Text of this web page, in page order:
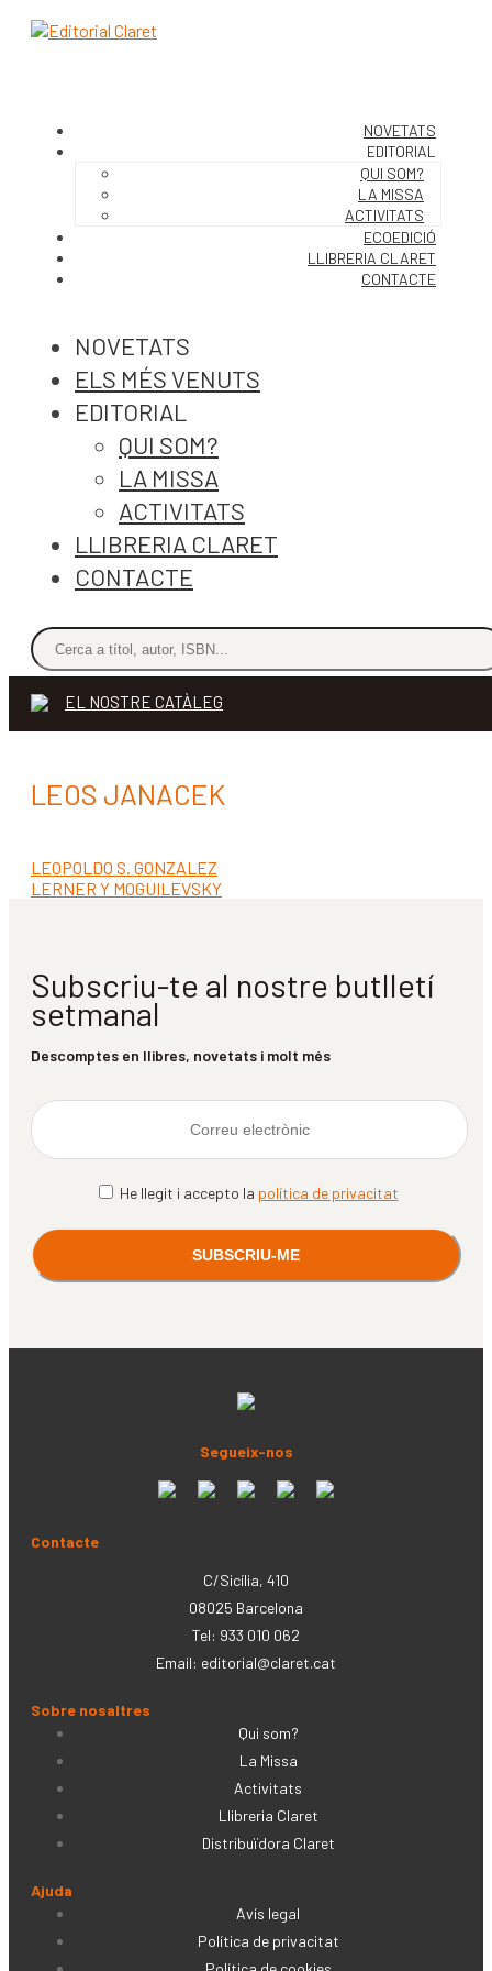
NOVETATS
EDITORIAL
QUI SOM?
LA MISSA
ACTIVITATS
ECOEDICIÓ
LLIBRERIA CLARET
CONTACTE
NOVETATS
ELS MÉS VENUTS
EDITORIAL
QUI SOM?
LA MISSA
ACTIVITATS
LLIBRERIA CLARET
CONTACTE
EL NOSTRE CATÀLEG
LEOS JANACEK
Navegació
d'entrades
Entrada
anterior:
LEOPOLDO S. GONZALEZ
Pròxima
LERNER Y MOGUILEVSKY
Subscriu-te al nostre butlletí
setmanal
Descomptes en llibres, novetats i molt més
He llegit i accepto la política de privacitat
Segueix-nos
Contacte
C/Sicília, 410
08025 Barcelona
Tel: 933 010 062
Email: editorial@claret.cat
Sobre nosaltres
Qui som?
La Missa
Activitats
Llibreria Claret
Distribuïdora Claret
Ajuda
Avís legal
Política de privacitat